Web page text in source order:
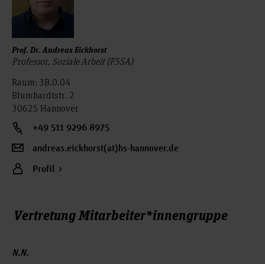
Prof. Dr. Andreas Eickhorst
Professor, Soziale Arbeit (F5SA)
Raum: 3B.0.04
Blumhardtstr. 2
30625 Hannover
+49 511 9296 8975
andreas.eickhorst(at)hs-hannover.de
Profil
Vertretung Mitarbeiter*innengruppe
N.N.